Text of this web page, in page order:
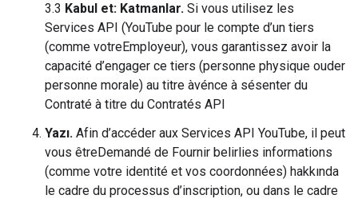
3.3 Kabul et: Katmanlar. Si vous utilisez les
Services API (YouTube pour le compte d’un tiers
(comme votreEmployeur), vous garantissez avoir la
capacité d’engager ce tiers (personne physique ouder
personne morale) au titre àvénce à sésenter du
Contraté à titre du Contratés API
Yazı. Afin d’accéder aux Services API YouTube, il peut
vous êtreDemandé de Fournir belirlies informations
(comme votre identité et vos coordonnées) hakkında
le cadre du processus d’inscription, ou dans le cadre